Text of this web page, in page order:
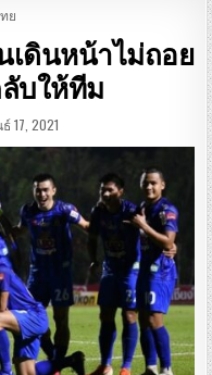
ย
เดินหน้าไม่ถอย
บให้ทีม
17, 2021